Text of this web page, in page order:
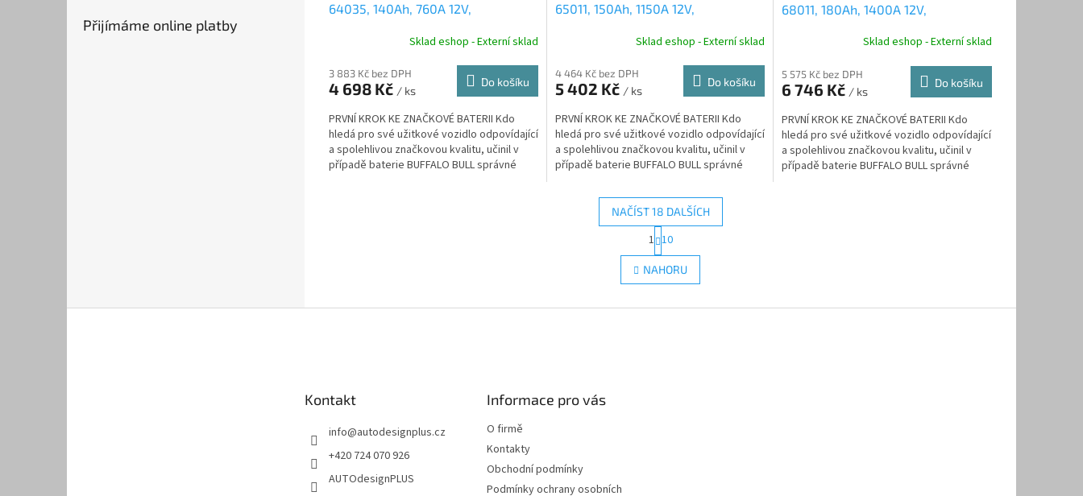
Přijímáme online platby
64035, 140Ah, 760A 12V,
Sklad eshop - Externí sklad
3 883 Kč bez DPH
4 698 Kč / ks
Do košíku
PRVNÍ KROK KE ZNAČKOVÉ BATERII Kdo
hledá pro své užitkové vozidlo odpovídající
a spolehlivou značkovou kvalitu, učinil v
případě baterie BUFFALO BULL správné
65011, 150Ah, 1150A 12V,
Sklad eshop - Externí sklad
4 464 Kč bez DPH
5 402 Kč / ks
Do košíku
PRVNÍ KROK KE ZNAČKOVÉ BATERII Kdo
hledá pro své užitkové vozidlo odpovídající
a spolehlivou značkovou kvalitu, učinil v
případě baterie BUFFALO BULL správné
68011, 180Ah, 1400A 12V,
Sklad eshop - Externí sklad
5 575 Kč bez DPH
6 746 Kč / ks
Do košíku
PRVNÍ KROK KE ZNAČKOVÉ BATERII Kdo
hledá pro své užitkové vozidlo odpovídající
a spolehlivou značkovou kvalitu, učinil v
případě baterie BUFFALO BULL správné
O
v
l
d
NAČÍST 18 DALŠÍCH
S
t
r
á
n
1 10
NAHORU
Kontakt
info@autodesignplus.cz
+420 724 070 926
AUTOdesignPLUS
Informace pro vás
O firmě
Kontakty
Obchodní podmínky
Podmínky ochrany osobních